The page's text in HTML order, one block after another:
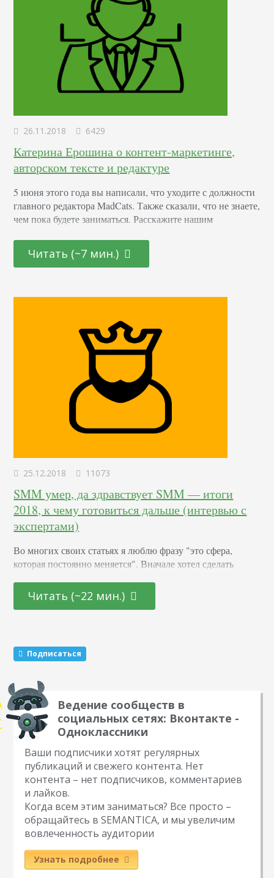
26.11.2018 6429
Катерина Ерошина о контент-маркетинге,
авторском тексте и редактуре
5 июня этого года вы написали, что уходите с должности
главного редактора MadCats. Также сказали, что не знаете,
чем пока будете заниматься. Расскажите нашим
2018 — я редактор в PromoPult.ru. Делаю блог, занимаюсь
промо материалами и прочими делами с контентом. Я
Читать (~7 мин.)
25.12.2018 11073
SMM умер, да здравствует SMM — итоги
2018, к чему готовиться дальше (интервью с
экспертами)
Во многих своих статьях я люблю фразу "это сфера,
которая постоянно меняется". Вначале хотел сделать
ужесточениях, лишениях, утратах, приобритениях, и
проч. Но затем решил спросить у экспертов, что могут
заключался? . 2. Как…
Читать (~22 мин.)
Подписаться
Ведение сообществ в
социальных сетях: Вконтакте -
Одноклассники
Ваши подписчики хотят регулярных
публикаций и свежего контента. Нет
контента – нет подписчиков, комментариев
и лайков.
Когда всем этим заниматься? Все просто –
обращайтесь в SEMANTICA, и мы увеличим
вовлеченность аудитории
Узнать подробнее